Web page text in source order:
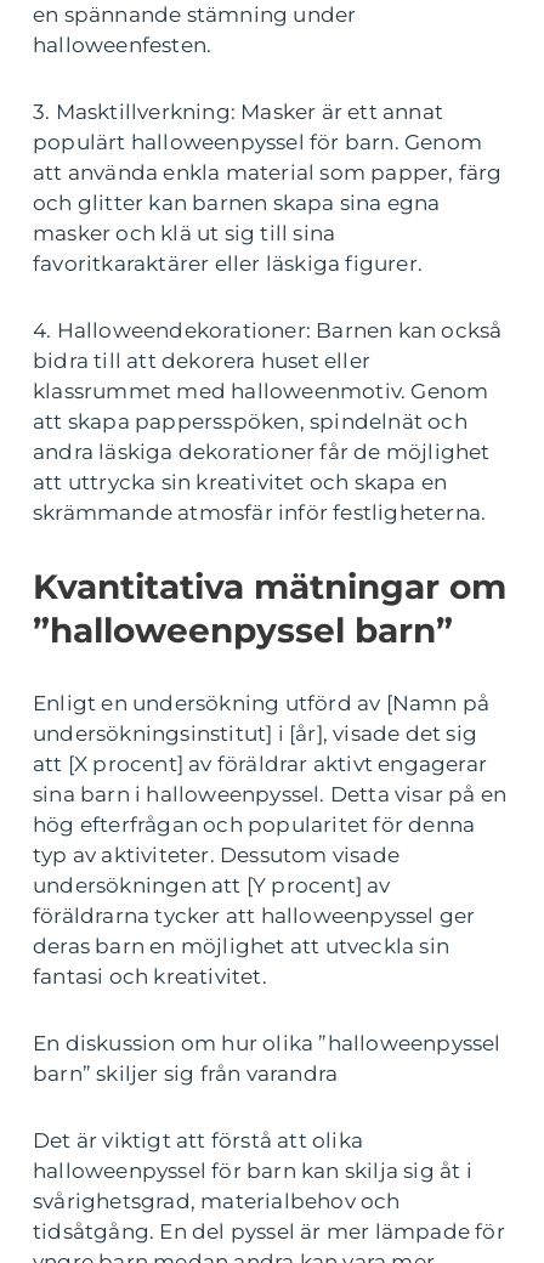
en spännande stämning under
halloweenfesten.
3. Masktillverkning: Masker är ett annat
populärt halloweenpyssel för barn. Genom
att använda enkla material som papper, färg
och glitter kan barnen skapa sina egna
masker och klä ut sig till sina
favoritkaraktärer eller läskiga figurer.
4. Halloweendekorationer: Barnen kan också
bidra till att dekorera huset eller
klassrummet med halloweenmotiv. Genom
att skapa pappersspöken, spindelnät och
andra läskiga dekorationer får de möjlighet
att uttrycka sin kreativitet och skapa en
skrämmande atmosfär inför festligheterna.
Kvantitativa mätningar om
”halloweenpyssel barn”
Enligt en undersökning utförd av [Namn på
undersökningsinstitut] i [år], visade det sig
att [X procent] av föräldrar aktivt engagerar
sina barn i halloweenpyssel. Detta visar på en
hög efterfrågan och popularitet för denna
typ av aktiviteter. Dessutom visade
undersökningen att [Y procent] av
föräldrarna tycker att halloweenpyssel ger
deras barn en möjlighet att utveckla sin
fantasi och kreativitet.
En diskussion om hur olika ”halloweenpyssel
barn” skiljer sig från varandra
Det är viktigt att förstå att olika
halloweenpyssel för barn kan skilja sig åt i
svårighetsgrad, materialbehov och
tidsåtgång. En del pyssel är mer lämpade för